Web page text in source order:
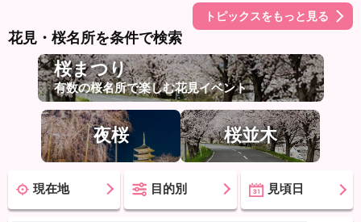
トピックスをもっと見る
花見・桜名所を条件で検索
桜まつり
有数の桜名所で楽しむ花見イベント
夜桜 桜並木
現在地 目的別 見頃日